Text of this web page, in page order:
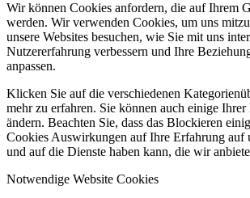
Wir können Cookies anfordern, die auf Ihrem
werden. Wir verwenden Cookies, um uns
unsere Websites besuchen, wie Sie mit uns
Nutzererfahrung verbessern und Ihre
anpassen.
Klicken Sie auf die verschiedenen
mehr zu erfahren. Sie können auch einige Ihrer
ändern. Beachten Sie, dass das Blockieren
Cookies Auswirkungen auf Ihre Erfahrung auf
und auf die Dienste haben kann, die wir
Notwendige Website Cookies